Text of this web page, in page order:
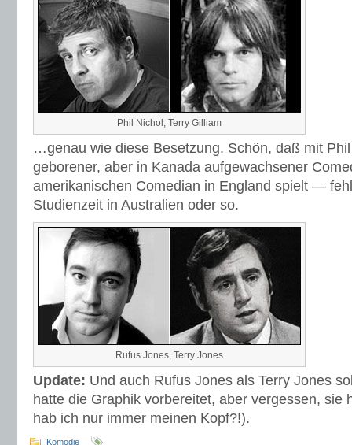
Phil Nichol, Terry Gilliam
…genau wie diese Besetzung. Schön, daß mit
geborener, aber in Kanada aufgewachsener
amerikanischen Comedian in England spielt —
Studienzeit in Australien oder so.
Rufus Jones, Terry Jones
Update: Und auch Rufus Jones als Terry Jones
hatte die Graphik vorbereitet, aber vergessen, sie
hab ich nur immer meinen Kopf?!).
Komödie